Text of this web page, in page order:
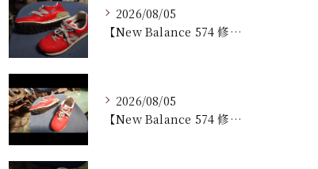
2026/08/05
【New Balance 574 修理｜加水分解したウェッジ...
2026/08/05
【New Balance 574 修理｜ウェッジヒール加水分...